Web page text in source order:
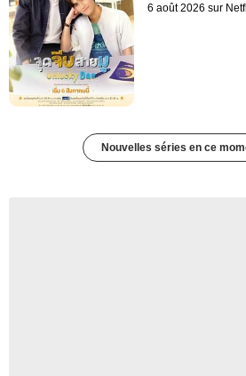
6 août 2026 sur
Nouvelles séries en ce